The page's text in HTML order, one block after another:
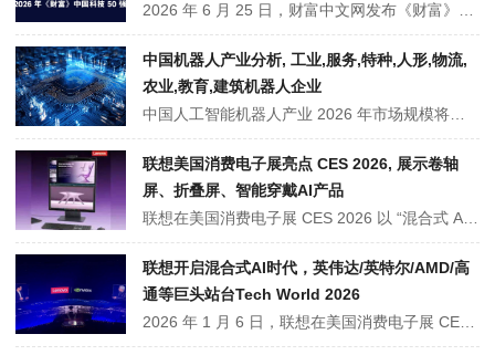
2026 年 6 月 25 日，财富中文网发布《财富》中国科技 50 强企业榜单。榜单摒弃唯营收排名，侧重研发投入与核心自研实力，华为蝉联榜首，字节跳动、宁德时代、腾讯、DeepSeek 位列前五。上榜企业集中于 AI、半导体、新能源、高端制造等硬核赛道，凸显国内科技产业向底层核心技术攻坚转型的发展趋势。
中国机器人产业分析, 工业,服务,特种,人形,物流,
农业,教育,建筑机器人企业
中国人工智能机器人产业 2026 年市场规模将破 2100 亿元，形成工业、服务、特种、人形、仓储物流、农业、教育、建筑施工机器人等八大细分赛道全产业链布局。核心部件国产替代率超 60%，整机国产化率达 85%，头部企业在技术突破、成本控制与生态构建上优势显著，海外订单占比超 50%。
联想美国消费电子展亮点 CES 2026, 展示卷轴
屏、折叠屏、智能穿戴AI产品
联想在美国消费电子展 CES 2026 以 “混合式 AI 落地” 为核心，举办史上最大规模创新科技大会。首发跨设备个人超级智能体 Lenovo Qira，携 ThinkPad、Legion Pro 卷轴屏 AI PC 等革新硬件亮相。联合英伟达、英特尔、AMD 高通等四大芯片巨头升级 AI 基础设施，还发布 2026 世界杯专属 AI 技术方案与商用···
联想开启混合式AI时代，英伟达/英特尔/AMD/高
通等巨头站台Tech World 2026
2026 年 1 月 6 日，联想在美国消费电子展 CES 期间举办史上最大规模科技盛会。首发个人超级智能体 Lenovo Qira，同步亮相卷轴屏 AI PC 等创新硬件与企业级推理服务器。携手英伟达、AMD、英特尔、高通等巨头深化合作，发布 2026 FIFA 世界杯专属 AI 技术方案及特别版产品，全方位展现 AI 普惠落地成果。···